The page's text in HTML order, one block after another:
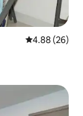
Calificación
4.88 (26)